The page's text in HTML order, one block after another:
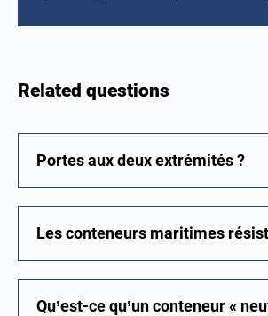
Related questions
Portes aux deux extrémités ?
Les conteneurs maritimes
Qu’est-ce qu’un conteneur «